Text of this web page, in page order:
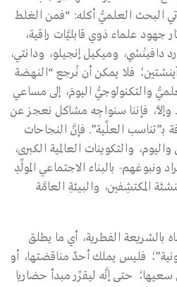
البحث العلميُّ أكله: “فمن الغلط
جهود علماء ذوي قابليَّات راقية،
دافينْشي، وميكيل إنجيلو، ودانتي،
فلا يمكن أن نُرجع “النهضة
والتكنولوجيُّ اليومَ، إلى مساعي
فإننا سنواجِه مشاكل نعجز عن
بـ”تناسب العلِّية”. فإنَّ النجاحات
والتكوينات العالمية الكبرى،
ونبوغهم- بالبناء الاجتماعي المولِّدِ
المكتشِفين، والبيئةِ العامَّة
بالشريعة الفطرية، أي ما يطلق
فليس يملك أحدٌ مناقضتها، أو
حتى إنَّه ليقرِّر مبدأ حضاريا